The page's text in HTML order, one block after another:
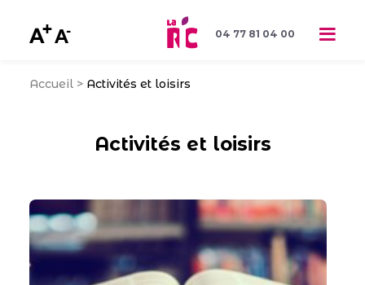
04 77 81 04 00
Accueil> Activités et loisirs
Activités et loisirs